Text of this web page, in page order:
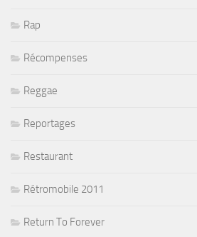
Rap
Récompenses
Reggae
Reportages
Restaurant
Rétromobile 2011
Return To Forever